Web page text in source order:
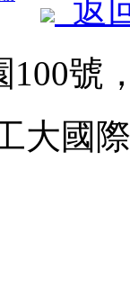
返
號
大